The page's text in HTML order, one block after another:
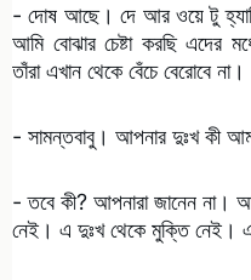
- দোষ আছে। দে আর ওয়ে টু
আমি বোঝার চেষ্টা করছি এদের
তাঁরা এখান থেকে বেঁচে বেরোবে না।
- সামন্তবাবু। আপনার দুঃখ কী
- তবে কী? আপনারা জানেন না।
নেই। এ দুঃখ থেকে মুক্তি নেই।